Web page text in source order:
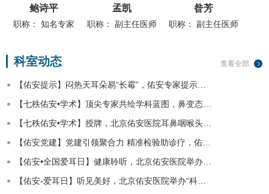
鲍诗平
职称： 知名专家
孟凯
职称： 副主任医师
昝芳
职称： 副主任医师
查看全部
科室动态
【佑安提示】闷热天耳朵易“长霉”，佑安专家提示…
【七秩佑安•学术】顶尖专家共绘学科蓝图，鼻变态…
【七秩佑安•学术】授牌，北京佑安医院耳鼻咽喉头…
【佑安党建】党建引领聚合力 精准检验助诊疗，佑…
【佑安•全国爱耳日】健康聆听，北京佑安医院举办…
【佑安-爱耳日】听见美好，北京佑安医院举办“科…